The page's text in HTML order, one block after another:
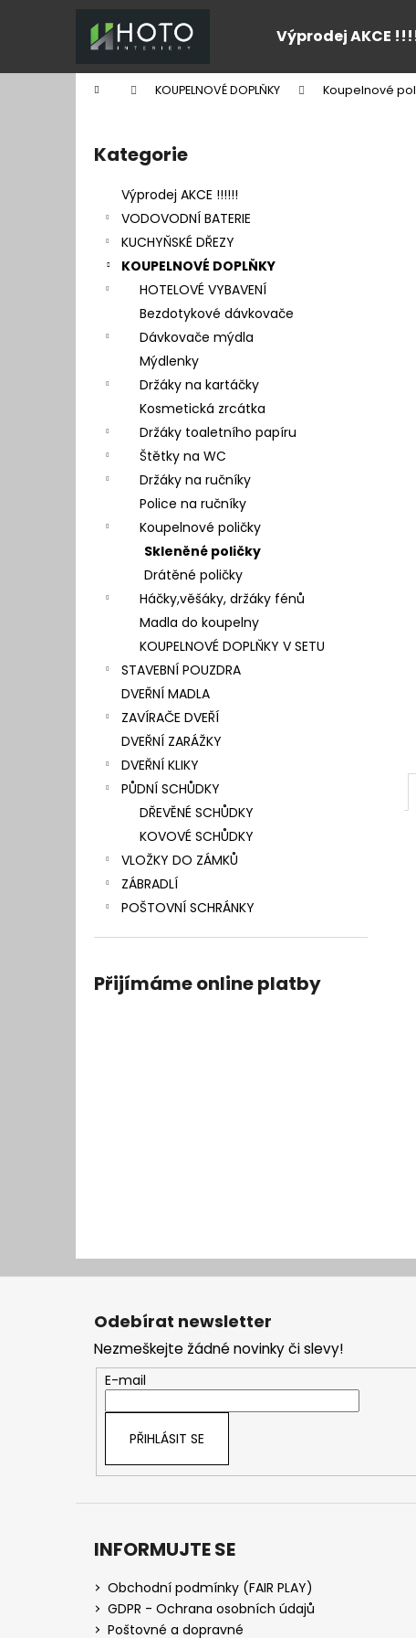
Výprodej AKCE
Domů KOUPELNOVÉ DOPLŇKY Koupelnové
Přeskočit
kategorie
Kategorie
Výprodej AKCE !!!!!!
VODOVODNÍ BATERIE
KUCHYŇSKÉ DŘEZY
KOUPELNOVÉ DOPLŇKY
HOTELOVÉ VYBAVENÍ
Bezdotykové dávkovače
Dávkovače mýdla
Mýdlenky
Držáky na kartáčky
Kosmetická zrcátka
Držáky toaletního papíru
Štětky na WC
Držáky na ručníky
Police na ručníky
Koupelnové poličky
Skleněné poličky
Drátěné poličky
Háčky,věšáky, držáky fénů
Madla do koupelny
KOUPELNOVÉ DOPLŇKY V SETU
STAVEBNÍ POUZDRA
DVEŘNÍ MADLA
ZAVÍRAČE DVEŘÍ
DVEŘNÍ ZARÁŽKY
DVEŘNÍ KLIKY
PŮDNÍ SCHŮDKY
DŘEVĚNÉ SCHŮDKY
KOVOVÉ SCHŮDKY
VLOŽKY DO ZÁMKŮ
ZÁBRADLÍ
POŠTOVNÍ SCHRÁNKY
Přijímáme online platby
í
Zpět
do
Zpět
do
Z
Odebírat newsletter
Nezmeškejte žádné novinky či slevy!
E-mail
PŘIHLÁSIT SE
INFORMUJTE SE
Obchodní podmínky (FAIR PLAY)
GDPR - Ochrana osobních údajů
Poštovné a dopravné